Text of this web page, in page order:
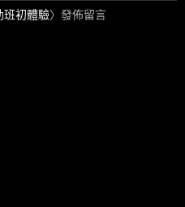
班初體驗〉發佈留言